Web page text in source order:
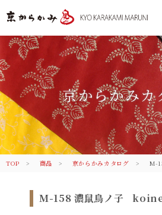
式会社丸二
京からかみカ
TOP 商品 京からかみカタログ M-
M-158 濃鼠鳥ノ子